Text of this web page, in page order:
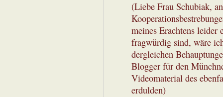
(Liebe Frau Schubiak,
meines Erachtens leider
fragwürdig sind, wäre
dergleichen
Blogger für den
Videomaterial des
erdulden)